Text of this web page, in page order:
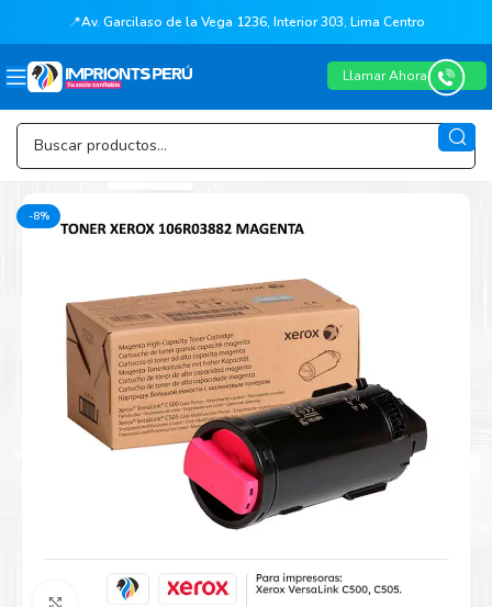
📍Av. Garcilaso de la Vega 1236, Interior 303, Lima Centro
Llamar Ahora
-8%
Agrandar